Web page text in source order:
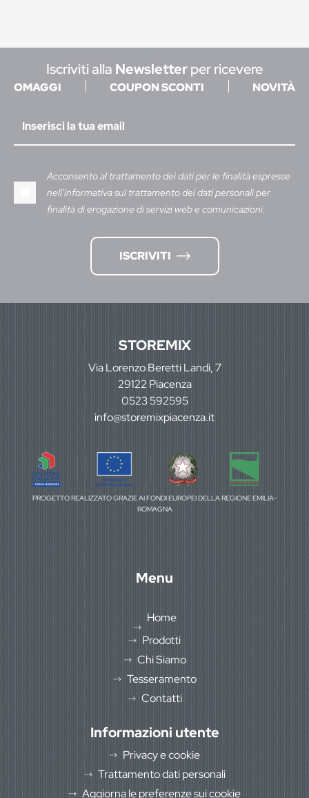
Iscriviti alla Newsletterper ricevere
OMAGGI COUPON SCONTI NOVITÀ
Acconsento al trattamento dei dati per le finalità espresse
nell'informativa sul trattamento dei dati personali per
finalità di erogazione di servizi web e comunicazioni.
ISCRIVITI
STOREMIX
Via Lorenzo Beretti Landi, 7
29122 Piacenza
0523 592595
info@storemixpiacenza.it
PROGETTO REALIZZATO GRAZIE AI FONDI EUROPEI DELLA REGIONE EMILIA-
ROMAGNA
Menu
Home
Prodotti
Chi Siamo
Tesseramento
Contatti
Informazioni utente
Privacy e cookie
Trattamento dati personali
Aggiorna le preferenze sui cookie